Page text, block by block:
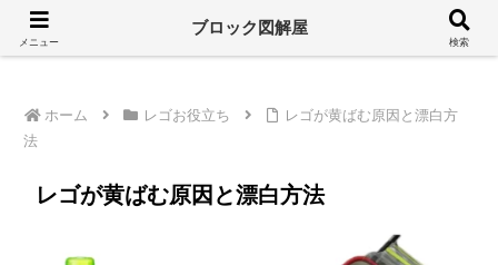
溢れるレゴ情報をシンプルに
ホーム レゴお役立ち
レゴが黄ばむ原因と漂白方
法
レゴが黄ばむ原因と漂白方法
メニュー
ブロック図解屋
検索